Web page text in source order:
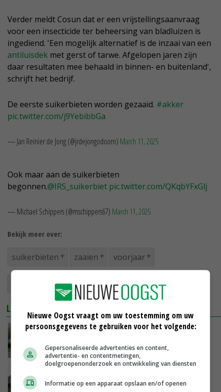
Verder meldt Cosun dat er een vrijstellingsaanvraag
voor een insecticide ter beheersing van bladluizen is
ingediend. 'Een mogelijk alternatief is de inzaai van een
antiluisdek met gerst of tarwe. Afgelopen jaren zijn
daar resultaten mee behaald in binnen- en buitenland',
schrijft het bedrijf.
De eerste suikerbieten worden gezaaid. #akker
pic.twitter.com/j9YebibbGa
— Jan Reinier de Jong (@jrdejongodoorn) March 11, 2025
Ook maar aan de suikerbieten
begonnen.@IRS_suikerbiet pic.twitter.com/QKqbYFxGlj
— Michael Schippers (@mschippers67) March 11, 2025
Bekijk meer over:
suikerbieten zaaien voorjaar
bietencampagne
LEES OOK
Cosun wil met nieuwe strategie nog minder
17-02-2025
met 44 procent
Nieuwe Oogst vraagt om uw toestemming om uw
persoonsgegevens te gebruiken voor het volgende:
Gepersonaliseerde advertenties en content,
advertentie- en contentmetingen,
doelgroepenonderzoek en ontwikkeling van diensten
Informatie op een apparaat opslaan en/of openen